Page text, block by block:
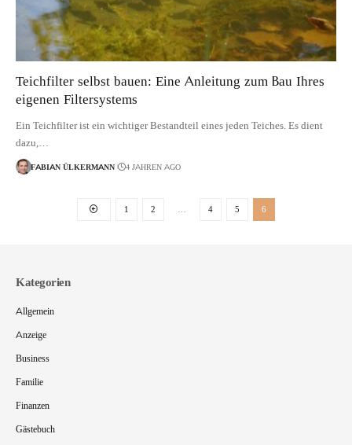
Teichfilter selbst bauen: Eine Anleitung zum Bau Ihres
eigenen Filtersystems
Ein Teichfilter ist ein wichtiger Bestandteil eines jeden Teiches. Es dient
dazu,…
FABIAN ÜLKERMANN 4 JAHREN AGO
1 2 … 4 5 6
Kategorien
Allgemein
Anzeige
Business
Familie
Finanzen
Gästebuch